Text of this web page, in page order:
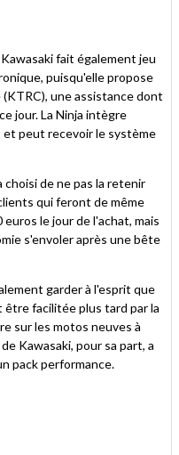
fait également jeu
puisqu'elle propose
une assistance dont
jour. La Ninja intègre
et peut recevoir le système
de ne pas la retenir
qui feront de même
le jour de l'achat, mais
s'envoler après une bête
garder à l'esprit que
facilitée plus tard par la
sur les motos neuves à
Kawasaki, pour sa part, a
pack performance.